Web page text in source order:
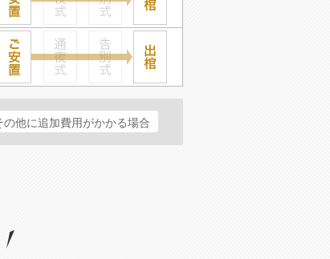
の他に追加費用がかかる場合